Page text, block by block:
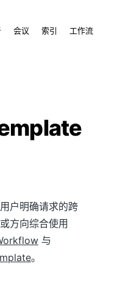
会议 索引 工作流
户明确请求的跨
方向综合使用
与
。